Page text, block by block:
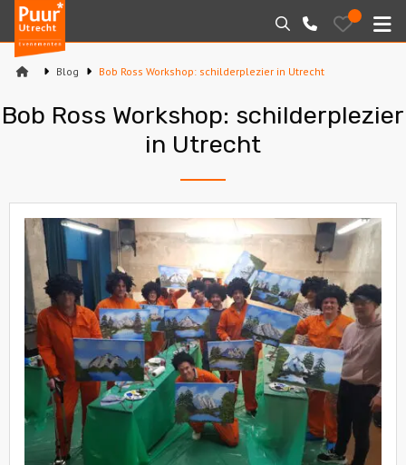
Puur*
Utrecht
bedrijfsuitjes
Zoeken
030-
2145099
Bewaarde
uitjes
Arrangementen
Varen
Sport en spel
Workshops
Rondleidingen
Locaties
Feesten
Blog Bob Ross Workshop: schilderplezier in Utrecht
Bob Ross Workshop: schilderplezier
in Utrecht